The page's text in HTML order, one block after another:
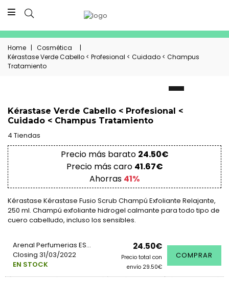
Home | Cosmética
|
Kérastase Verde Cabello < Profesional < Cuidado < Champus
Tratamiento
Kérastase Verde Cabello < Profesional <
Cuidado < Champus Tratamiento
4 Tiendas
Precio más barato 24.50€
Precio más caro 41.67€
Ahorras 41%
Kérastase Kérastase Fusio Scrub Champú Exfoliante Relajante,
250 ml. Champú exfoliante hidrogel calmante para todo tipo de
cuero cabelludo, incluso los sensibles.
Arenal Perfumerias ES...
Closing 31/03/2022
EN STOCK
24.50€
Precio total con
envío 29.50€
COMPRAR